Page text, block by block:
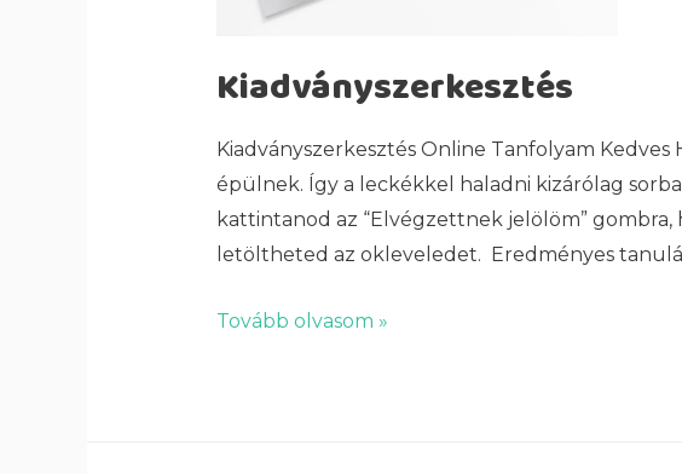
Kiadványszerkesztés
Kiadványszerkesztés Online Tanfolyam
épülnek. Így a leckékkel haladni kizárólag
kattintanod az “Elvégzettnek jelölöm”
letöltheted az okleveledet. Eredményes
Tovább olvasom »